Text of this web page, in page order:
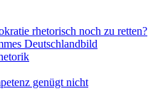
rhetorisch noch zu retten?
Deutschlandbild
genügt nicht